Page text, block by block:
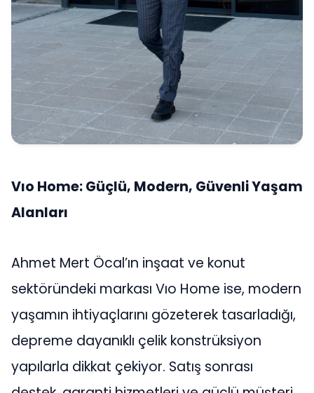
Vıo Home: Güçlü, Modern, Güvenli Yaşam
Alanları
Ahmet Mert Öcal’ın inşaat ve konut
sektöründeki markası Vıo Home ise, modern
yaşamın ihtiyaçlarını gözeterek tasarladığı,
depreme dayanıklı çelik konstrüksiyon
yapılarla dikkat çekiyor. Satış sonrası